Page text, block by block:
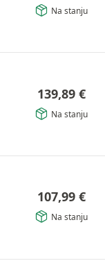
Na stanju
139,89 €
Na stanju
107,99 €
Na stanju